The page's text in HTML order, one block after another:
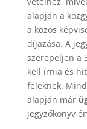
alapján a
a közös
díjazása. A
szerepeljen a
kell írnia és
feleknek.
alapján már
jegyzőkönyv